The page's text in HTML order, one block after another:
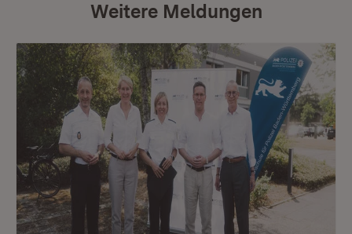
Weitere Meldungen